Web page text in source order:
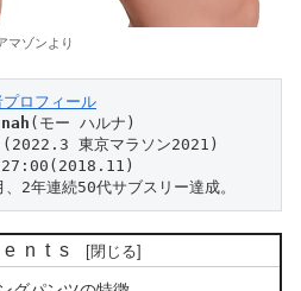
マゾンより
プロフィール
(モー ハルナ)
東京マラソン2021)
2年連続50代サブスリー達成。